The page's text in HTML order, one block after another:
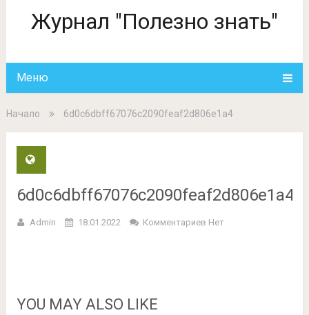
Журнал "Полезно знать"
Меню
Начало 6d0c6dbff67076c2090feaf2d806e1a4
6d0c6dbff67076c2090feaf2d806e1a4
Admin 18.01.2022 Комментариев Нет
YOU MAY ALSO LIKE